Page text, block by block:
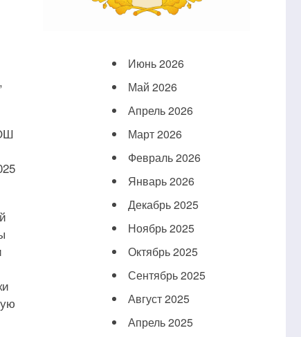
Июнь 2026
Май 2026
Апрель 2026
Март 2026
Февраль 2026
Январь 2026
Декабрь 2025
Ноябрь 2025
Октябрь 2025
Сентябрь 2025
Август 2025
Апрель 2025